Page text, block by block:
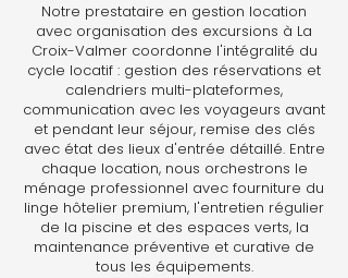
Notre prestataire en gestion location
avec organisation des excursions à La
Croix-Valmer coordonne l'intégralité du
cycle locatif : gestion des réservations et
calendriers multi-plateformes,
communication avec les voyageurs avant
et pendant leur séjour, remise des clés
avec état des lieux d'entrée détaillé. Entre
chaque location, nous orchestrons le
ménage professionnel avec fourniture du
linge hôtelier premium, l'entretien régulier
de la piscine et des espaces verts, la
maintenance préventive et curative de
tous les équipements.